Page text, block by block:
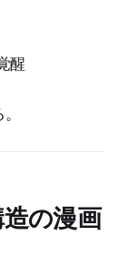
醒
の漫画